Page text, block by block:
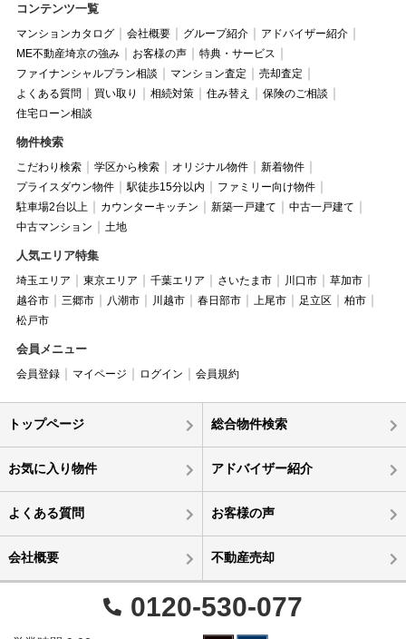
コンテンツ一覧
マンションカタログ 会社概要 グループ紹介
アドバイザー紹介
ME不動産埼京の強み
お客様の声
特典・サービス
ファイナンシャルプラン相談
マンション査定
売却査定
よくある質問
買い取り 相続対策 住み替え
保険のご相談
住宅ローン相談
物件検索
こだわり検索 学区から検索 オリジナル物件
新着物件
プライスダウン物件
駅徒歩15分以内
ファミリー向け物件
駐車場2台以上
カウンターキッチン 新築一戸建て
中古一戸建て
中古マンション
土地
人気エリア特集
埼玉エリア 東京エリア 千葉エリア さいたま市 川口市
草加市
越谷市
三郷市 八潮市 川越市 春日部市 上尾市 足立区
柏市
松戸市
会員メニュー
会員登録 マイページ ログイン 会員規約
トップページ 総合物件検索
お気に入り物件 アドバイザー紹介
よくある質問 お客様の声
会社概要 不動産売却
0120-530-077